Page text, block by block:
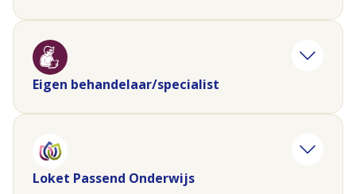
Eigen behandelaar/specialist
Loket Passend Onderwijs